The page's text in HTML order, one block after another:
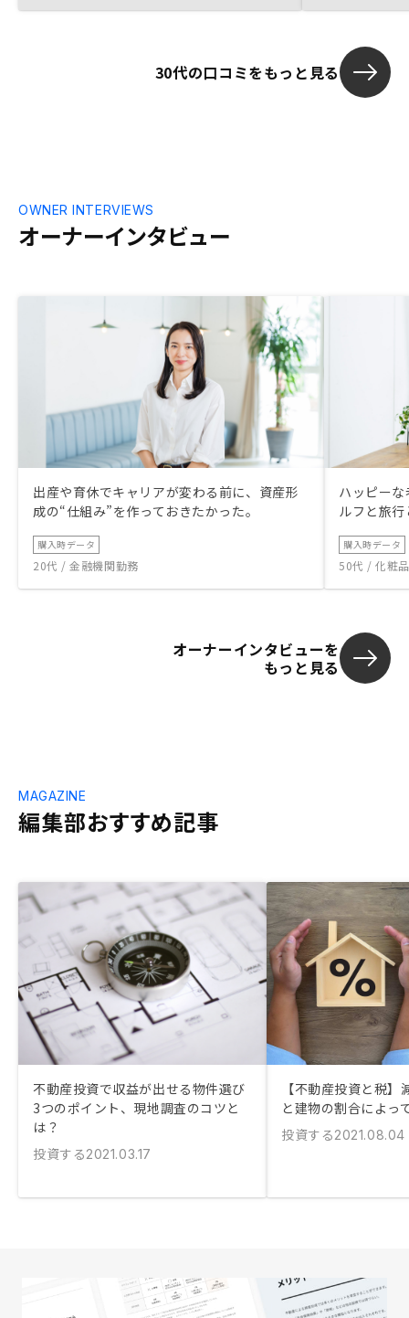
ることを感じました。営業担当の方もとて
けました。妻に説明する際にアナログなも
差がなく、ラ
利用するより
ト経由で申し
リットがあり
30代の口コミをもっと見る
オーナーインタビュー
OWNER INTERVIEWS
出産や育休でキャリアが変わる前に、資産形
成の“仕組み”を作っておきたかった。
購入時データ
20代 / 金融機関勤務
ハッピー
ルフと旅
購入時データ
50代 / 化粧
オーナーインタビューを
もっと見る
編集部おすすめ記事
MAGAZINE
不動産投資で収益が出せる物件選び
3つのポイント、現地調査のコツと
は？
投資する2021.03.17
【不動産投資と税
と建物の割合によっ
投資する2021.08.04